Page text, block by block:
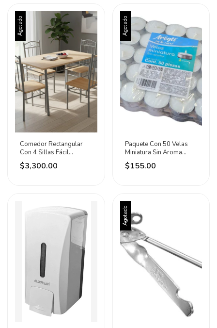
Agotado
Comedor Rectangular
Con 4 Sillas Fácil
Ensamblaje Adir - Bordó
- Liso
$3,300.00
Agotado
Paquete Con 50 Velas
Miniatura Sin Aroma
Argoli Blanco Miniatura 4
Horas Ninguna
$155.00
Agotado